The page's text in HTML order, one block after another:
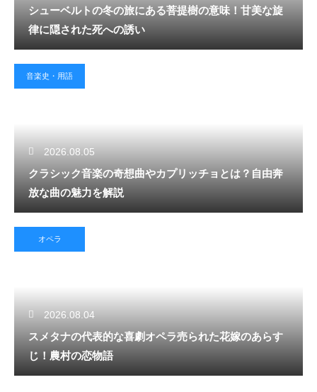
シューベルトの冬の旅にある菩提樹の意味！甘美な旋
律に隠された死への誘い
音楽史・用語
2026.08.05
クラシック音楽の奇想曲やカプリッチョとは？自由奔
放な曲の魅力を解説
オペラ
2026.08.04
スメタナの代表的な喜劇オペラ売られた花嫁のあらす
じ！農村の恋物語